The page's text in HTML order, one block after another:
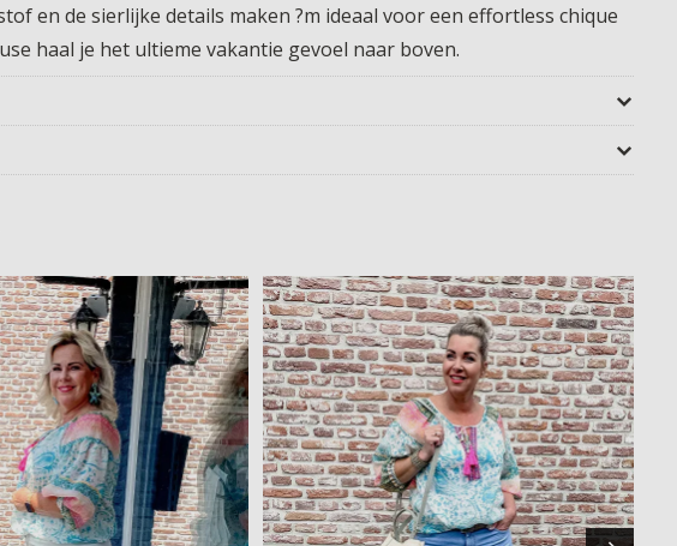
en de sierlijke details maken ?m ideaal voor een effortless chique
haal je het ultieme vakantie gevoel naar boven.